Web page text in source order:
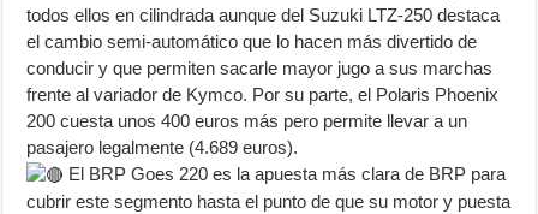
todos ellos en cilindrada aunque del Suzuki LTZ-250 destaca
el cambio semi-automático que lo hacen más divertido de
conducir y que permiten sacarle mayor jugo a sus marchas
frente al variador de Kymco. Por su parte, el Polaris Phoenix
200 cuesta unos 400 euros más pero permite llevar a un
pasajero legalmente (4.689 euros).
El BRP Goes 220 es la apuesta más clara de BRP para
cubrir este segmento hasta el punto de que su motor y puesta